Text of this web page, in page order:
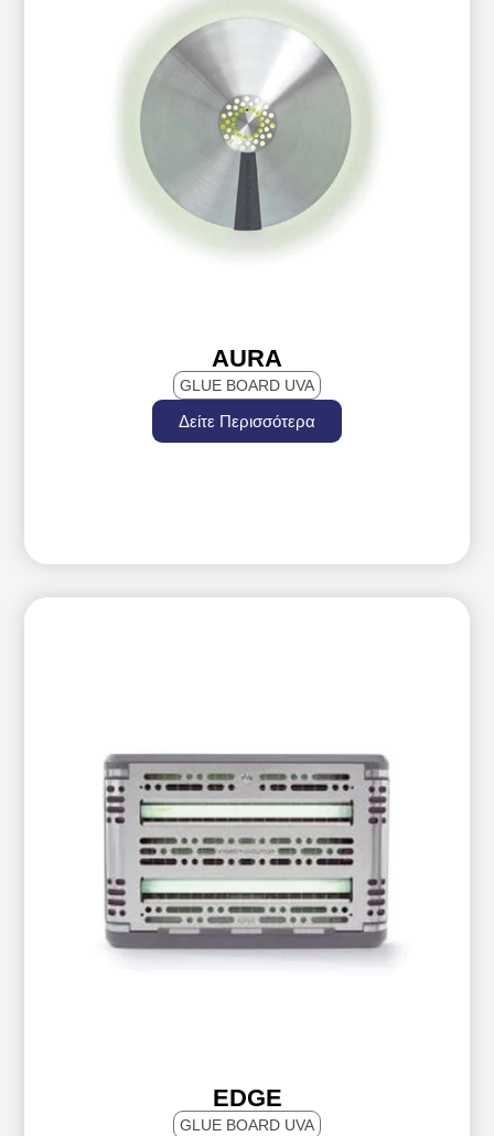
AURA
GLUE BOARD UVA
Δείτε Περισσότερα
EDGE
GLUE BOARD UVA